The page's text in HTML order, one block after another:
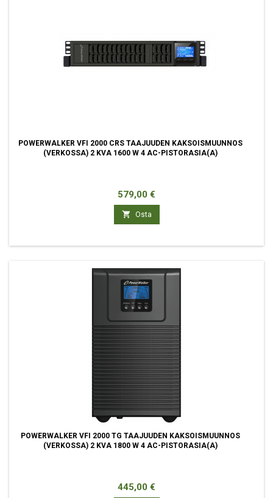
POWERWALKER VFI 2000 CRS TAAJUUDEN KAKSOISMUUNNOS
(VERKOSSA) 2 KVA 1600 W 4 AC-PISTORASIA(A)
Hinta
579,00 €
 Osta
POWERWALKER VFI 2000 TG TAAJUUDEN KAKSOISMUUNNOS
(VERKOSSA) 2 KVA 1800 W 4 AC-PISTORASIA(A)
Hinta
445,00 €